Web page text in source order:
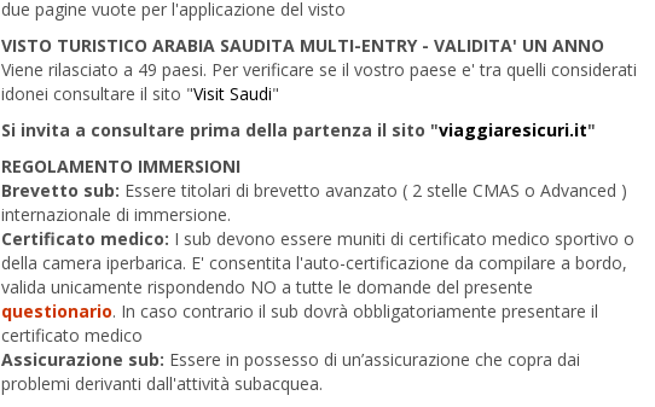
due pagine vuote per l'applicazione del visto
VISTO TURISTICO ARABIA SAUDITA MULTI-ENTRY - VALIDITA' UN ANNO
Viene rilasciato a 49 paesi. Per verificare se il vostro paese e' tra quelli considerati
idonei consultare il sito "Visit Saudi"
Si invita a consultare prima della partenza il sito "viaggiaresicuri.it"
REGOLAMENTO IMMERSIONI
Brevetto sub: Essere titolari di brevetto avanzato ( 2 stelle CMAS o Advanced )
internazionale di immersione.
Certificato medico: I sub devono essere muniti di certificato medico sportivo o
della camera iperbarica. E' consentita l'auto-certificazione da compilare a bordo,
valida unicamente rispondendo NO a tutte le domande del presente
questionario. In caso contrario il sub dovrà obbligatoriamente presentare il
certificato medico
Assicurazione sub: Essere in possesso di un’assicurazione che copra dai
problemi derivanti dall'attività subacquea.